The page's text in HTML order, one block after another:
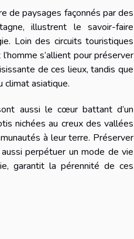
de paysages façonnés par des
illustrent le savoir-faire
Loin des circuits touristiques
s’allient pour préserver
de ces lieux, tandis que
climat asiatique.
aussi le cœur battant d’un
nichées au creux des vallées
à leur terre. Préserver
perpétuer un mode de vie
garantit la pérennité de ces